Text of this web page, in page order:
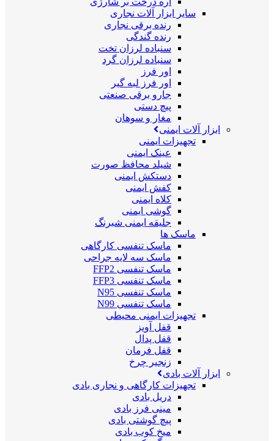
سایر ابزار آلات نجاری
رنده برقی نجاری
رنده گندگی
سنباده لرزان تخت
سنباده لرزان گرد
اور فرز
اور فرز لبه گیر
جارو برقی صنعتی
پیچ دستی
مغار و سوهان
ابزار آلات ایمنی
تجهیزات ایمنی
عینک ایمنی
شیلد محافظ صورت
دستکش ایمنی
کفش ایمنی
کلاه ایمنی
گوشی ایمنی
جلیقه ایمنی شبرنگ
ماسک ها
ماسک تنفسی کارگاهی
ماسک سه لایه جراحی
ماسک تنفسی FFP2
ماسک تنفسی FFP3
ماسک تنفسی N95
ماسک تنفسی N99
تجهیزات ایمنی محیطی
قفل آویز
قفل پدال
قفل فرمان
زنجیر چرخ
ابزار آلات بادی
تجهیزات کارگاهی و نجاری بادی
دریل بادی
مینی فرز بادی
پیچ گوشتی بادی
میخ کوب بادی